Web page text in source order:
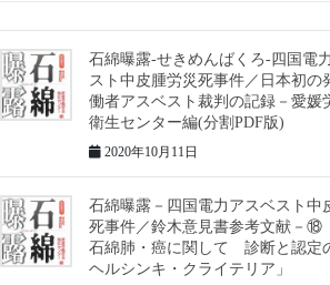
石綿曝露-せきめんばくろ-四国電
スト中皮腫労災死事件／日本初の
働者アスベスト裁判の記録－愛媛
衛生センター編(分割PDF版)
2020年10月11日
石綿曝露－四国電力アスベスト中
死事件／鈴木意見書参考文献－⑱
石綿肺・癌に関して 診断と認定
ヘルシンキ・クライテリア」